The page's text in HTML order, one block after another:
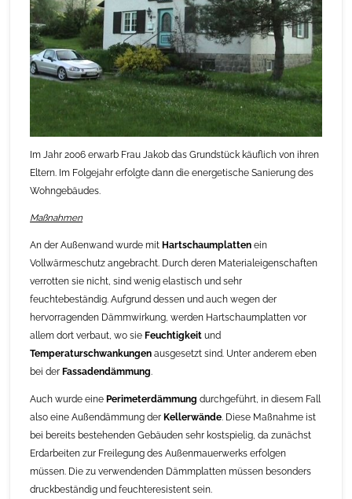
Im Jahr 2006 erwarb Frau Jakob das Grundstück käuflich von ihren
Eltern. Im Folgejahr erfolgte dann die energetische Sanierung des
Wohngebäudes.
Maßnahmen
An der Außenwand wurde mit Hartschaumplatten ein
Vollwärmeschutz angebracht. Durch deren Materialeigenschaften
verrotten sie nicht, sind wenig elastisch und sehr
feuchtebeständig. Aufgrund dessen und auch wegen der
hervorragenden Dämmwirkung, werden Hartschaumplatten vor
allem dort verbaut, wo sie Feuchtigkeitund
Temperaturschwankungen ausgesetzt sind. Unter anderem eben
bei der Fassadendämmung.
Auch wurde einePerimeterdämmung durchgeführt, in diesem Fall
also eine Außendämmung derKellerwände . Diese Maßnahme ist
bei bereits bestehenden Gebäuden sehr kostspielig, da zunächst
Erdarbeiten zur Freilegung des Außenmauerwerks erfolgen
müssen. Die zu verwendenden Dämmplatten müssen besonders
druckbeständig und feuchteresistent sein.